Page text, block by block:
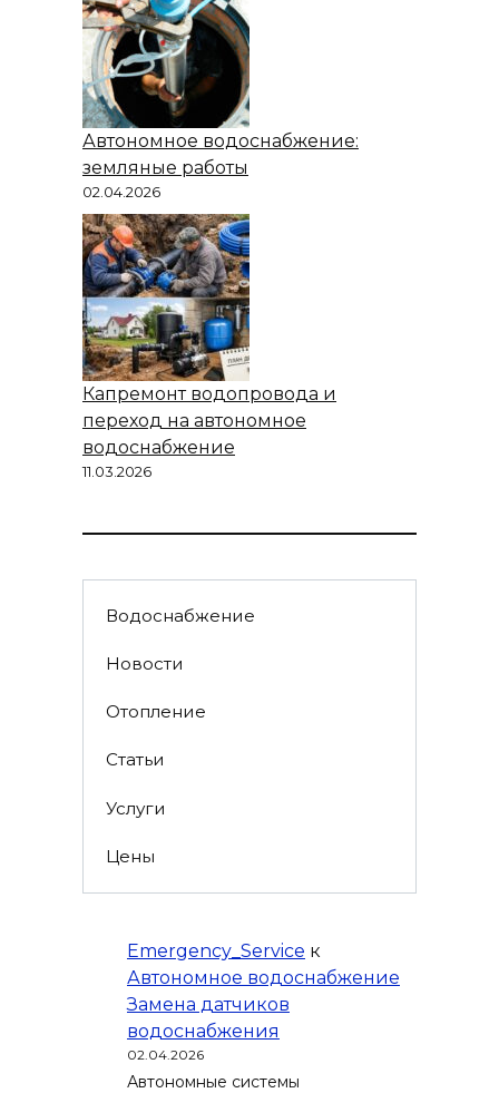
Автономное водоснабжение:
земляные работы
02.04.2026
Капремонт водопровода и
переход на автономное
водоснабжение
11.03.2026
Водоснабжение
Новости
Отопление
Статьи
Услуги
Цены
Emergency_Service к
Автономное водоснабжение
Замена датчиков
водоснабжения
02.04.2026
Автономные системы